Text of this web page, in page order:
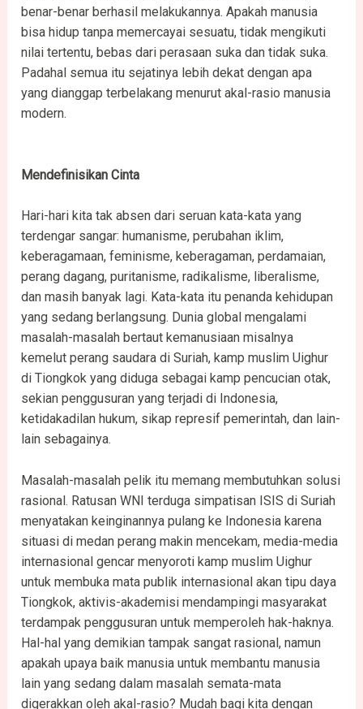
benar-benar berhasil melakukannya. Apakah manusia
bisa hidup tanpa memercayai sesuatu, tidak mengikuti
nilai tertentu, bebas dari perasaan suka dan tidak suka.
Padahal semua itu sejatinya lebih dekat dengan apa
yang dianggap terbelakang menurut akal-rasio manusia
modern.
Mendefinisikan Cinta
Hari-hari kita tak absen dari seruan kata-kata yang
terdengar sangar: humanisme, perubahan iklim,
keberagamaan, feminisme, keberagaman, perdamaian,
perang dagang, puritanisme, radikalisme, liberalisme,
dan masih banyak lagi. Kata-kata itu penanda kehidupan
yang sedang berlangsung. Dunia global mengalami
masalah-masalah bertaut kemanusiaan misalnya
kemelut perang saudara di Suriah, kamp muslim Uighur
di Tiongkok yang diduga sebagai kamp pencucian otak,
sekian penggusuran yang terjadi di Indonesia,
ketidakadilan hukum, sikap represif pemerintah, dan lain-
lain sebagainya.
Masalah-masalah pelik itu memang membutuhkan solusi
rasional. Ratusan WNI terduga simpatisan ISIS di Suriah
menyatakan keinginannya pulang ke Indonesia karena
situasi di medan perang makin mencekam, media-media
internasional gencar menyoroti kamp muslim Uighur
untuk membuka mata publik internasional akan tipu daya
Tiongkok, aktivis-akademisi mendampingi masyarakat
terdampak penggusuran untuk memperoleh hak-haknya.
Hal-hal yang demikian tampak sangat rasional, namun
apakah upaya baik manusia untuk membantu manusia
lain yang sedang dalam masalah semata-mata
digerakkan oleh akal-rasio? Mudah bagi kita dengan